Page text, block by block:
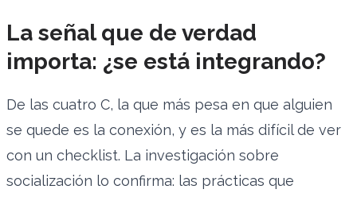
La señal que de verdad
importa: ¿se está integrando?
De las cuatro C, la que más pesa en que alguien
se quede es la conexión, y es la más difícil de ver
con un checklist. La investigación sobre
socialización lo confirma: las prácticas que